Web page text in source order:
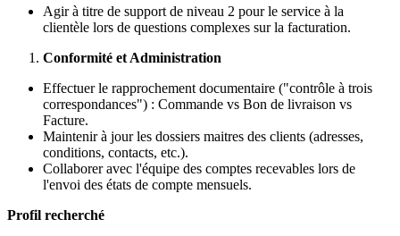
Agir à titre de support de niveau 2 pour le service à la
clientèle lors de questions complexes sur la facturation.
Conformité et Administration
Effectuer le rapprochement documentaire ("contrôle à trois
correspondances") : Commande vs Bon de livraison vs
Facture.
Maintenir à jour les dossiers maitres des clients (adresses,
conditions, contacts, etc.).
Collaborer avec l'équipe des comptes recevables lors de
l'envoi des états de compte mensuels.
Profil recherché